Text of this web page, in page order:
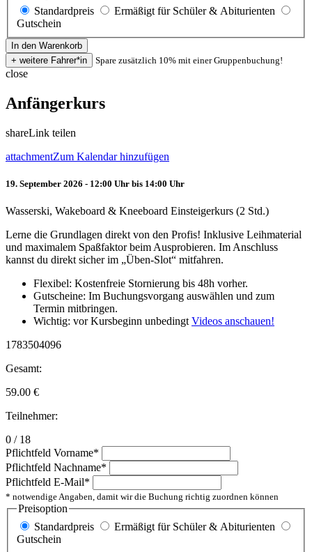
Standardpreis
Ermäßigt für Schüler & Abiturienten
Gutschein
Spare zusätzlich 10% mit einer Gruppenbuchung!
close
Anfängerkurs
shareLink teilen
attachmentZum Kalendar hinzufügen
19. September 2026 - 12:00 Uhr bis 14:00 Uhr
Wasserski, Wakeboard & Kneeboard Einsteigerkurs (2 Std.)
Lerne die Grundlagen direkt von den Profis! Inklusive Leihmaterial
und maximalem Spaßfaktor beim Ausprobieren. Im Anschluss
kannst du direkt sicher im „Üben-Slot“ mitfahren.
Flexibel: Kostenfreie Stornierung bis 48h vorher.
Gutscheine: Im Buchungsvorgang auswählen und zum
Termin mitbringen.
Wichtig: vor Kursbeginn unbedingt Videos anschauen!
1783504096
Gesamt:
59.00 €
Teilnehmer:
0 / 18
Pflichtfeld Vorname*
Pflichtfeld Nachname*
Pflichtfeld E-Mail*
* notwendige Angaben, damit wir die Buchung richtig zuordnen können
Preisoption
Standardpreis
Ermäßigt für Schüler & Abiturienten
Gutschein